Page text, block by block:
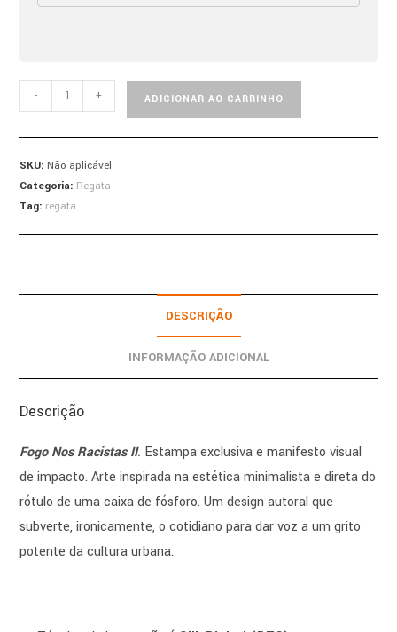
- + ADICIONAR AO CARRINHO
SKU:Não aplicável
Categoria: Regata
Tag: regata
DESCRIÇÃO
INFORMAÇÃO ADICIONAL
Descrição
Fogo Nos Racistas II. Estampa exclusiva e manifesto visual
de impacto. Arte inspirada na estética minimalista e direta do
rótulo de uma caixa de fósforo. Um design autoral que
subverte, ironicamente, o cotidiano para dar voz a um grito
potente da cultura urbana.